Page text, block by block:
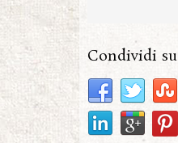
Condividi su